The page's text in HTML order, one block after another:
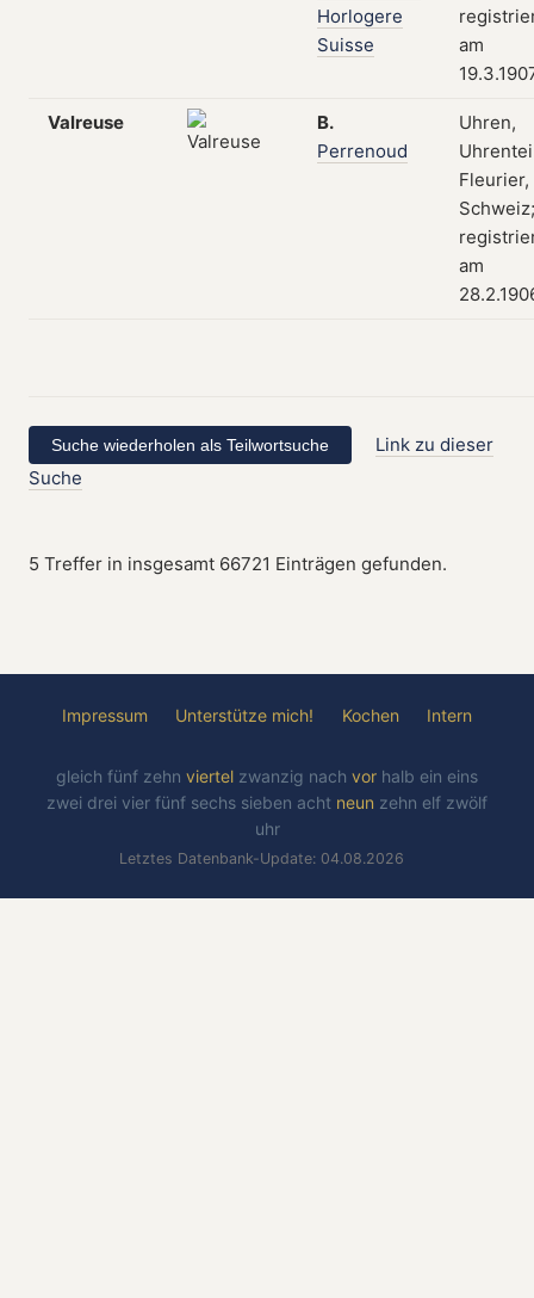
Horlogere
Suisse
am
Valreuse
B.
Perrenoud
Uhren,
Fleurier,
Schweiz;
am
Link zu dieser
Suche
5 Treffer in insgesamt 66721 Einträgen gefunden.
Impressum Unterstütze mich! Kochen Intern
gleich fünf zehn viertel zwanzig nach vor halb ein eins
zwei drei vier fünf sechs sieben acht neun zehn elf zwölf
uhr
Letztes Datenbank-Update: 04.08.2026